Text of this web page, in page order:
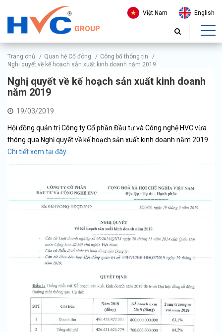
GROUP
Việt Nam English
Trang chủ / Quan hệ Cổ đông / Công bố thông tin
/
Nghị quyết về kế hoạch sản xuất kinh doanh năm 2019
Nghị quyết về kế hoạch sản xuất kinh doanh
năm 2019
19/03/2019
Hội đồng quản trị Công ty Cổ phần Đầu tư và Công nghệ HVC vừa
thông qua Nghị quyết về kế hoạch sản xuất kinh doanh năm 2019.
Chi tiết xem tại đây.